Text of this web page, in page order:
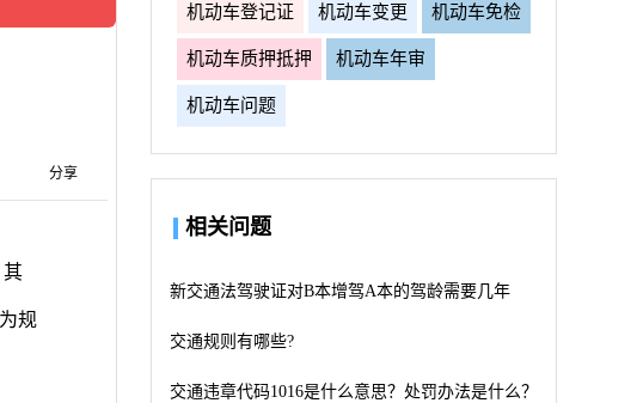
分享
其
规
机动车登记证 机动车变更 机动车免检
机动车质押抵押 机动车年审
机动车问题
相关问题
新交通法驾驶证对B本增驾A本的驾龄需要几年
交通规则有哪些?
交通违章代码1016是什么意思？处罚办法是什么？